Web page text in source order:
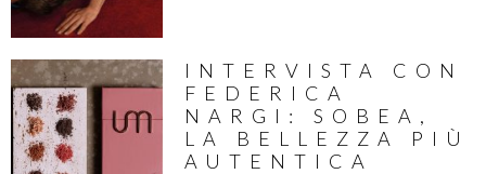
INTERVISTA CON
FEDERICA
NARGI: SOBEA,
LA BELLEZZA PIÙ
AUTENTICA